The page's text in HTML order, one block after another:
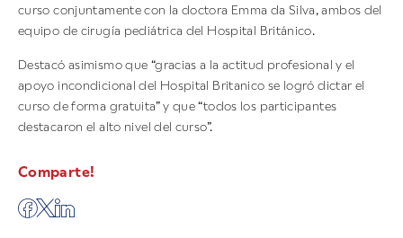
curso conjuntamente con la doctora Emma da Silva, ambos del
equipo de cirugía pediátrica del Hospital Británico.
Destacó asimismo que “gracias a la actitud profesional y el
apoyo incondicional del Hospital Britanico se logró dictar el
curso de forma gratuita” y que “todos los participantes
destacaron el alto nivel del curso”.
Comparte!